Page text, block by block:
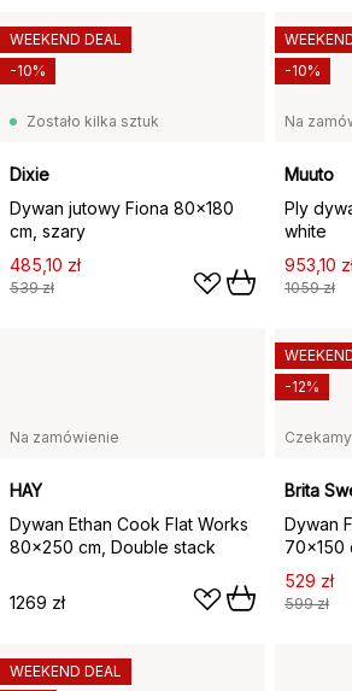
Zostało kilka sztuk
Dixie
Dywan jutowy Fiona 80x180
cm, szary
485,10 zł
539 zł
WEEKEND DEAL
-10%
Na
Muuto
Ply
white
953,10
1059 zł
-10%
Na zamówienie
HAY
Dywan Ethan Cook Flat Works
80x250 cm, Double stack
1269 zł
Brita
Dywan
70x150
529 zł
599 zł
-12%
WEEKEND DEAL